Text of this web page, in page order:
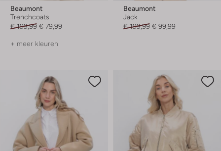
Beaumont
Trenchcoats
€ 199,99 € 79,99
+ meer kleuren
Beaumont
Jack
€ 199,99 € 99,99